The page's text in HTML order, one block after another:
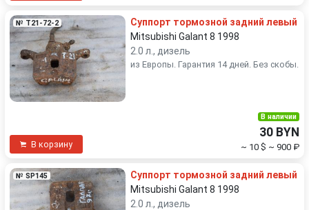
№ T21-72-2
Суппорт тормозной задний левый
Mitsubishi Galant 8 1998
2.0 л., дизель
из Европы. Гарантия 14 дней. Без скобы.
В корзину
В наличии
30 BYN
~ 10 $ ~ 900 ₽
№ SP145
Суппорт тормозной задний левый
Mitsubishi Galant 8 1998
2.0 л., дизель